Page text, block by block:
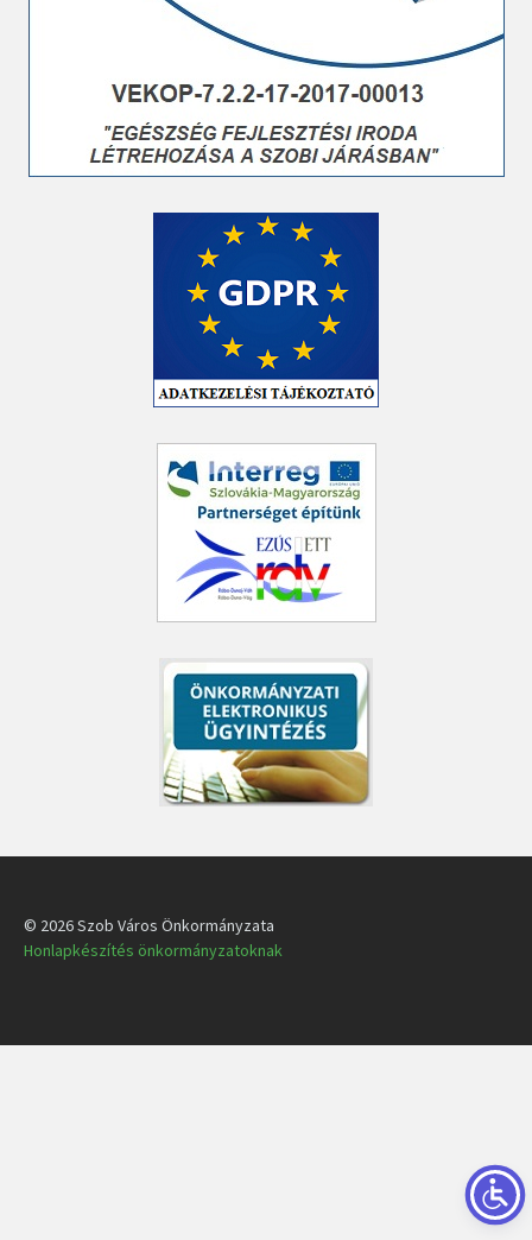
© 2026 Szob Város Önkormányzata
Honlapkészítés önkormányzatoknak